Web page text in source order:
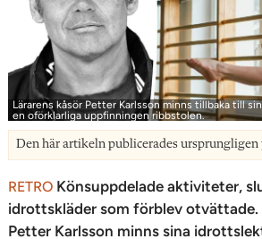
Lärarens kåsör Petter Karlsson minns tillbaka till
en oförklarliga uppfinningen ribbstolen.
Den här artikeln publicerades ursprungligen
RETRO Könsuppdelade aktiviteter,
idrotts­kläder som förblev otvättade.
Petter Karlsson minns sina